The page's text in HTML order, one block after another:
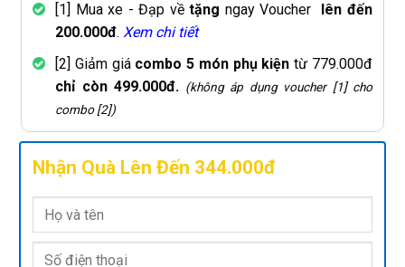
[1] Mua xe - Đạp vềtặng ngay Voucher lên đến
200.000đ. Xem chi tiết
[2] Giảm giá combo 5 món phụ kiện từ 779.000đ
chỉ còn 499.000đ. (không áp dụng voucher [1] cho
combo [2])
Nhận Quà Lên Đến 344.000đ